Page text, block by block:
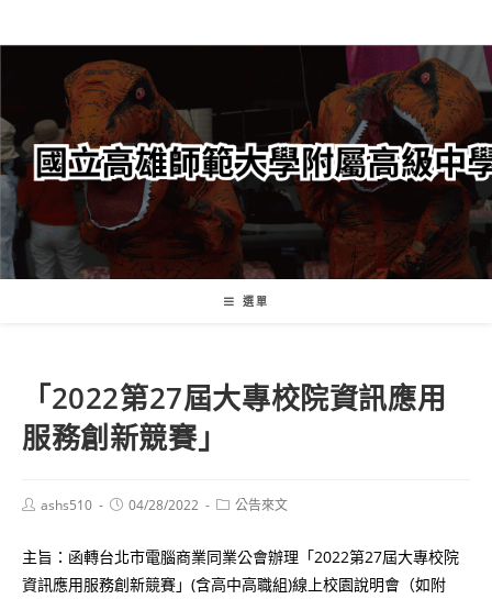
轉
要
內
容
選單
「2022第27屆大專校院資訊應用
服務創新競賽」
Postashs510
Post04/28/2022
Post公告來文
主旨：函轉台北市電腦商業同業公會辦理「2022第27屆大專校院
資訊應用服務創新競賽」(含高中高職組)線上校園說明會（如附